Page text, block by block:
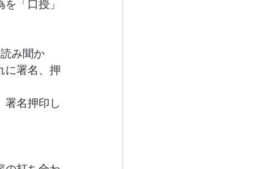
「口授」
み聞か
に署名、押
署名押印し